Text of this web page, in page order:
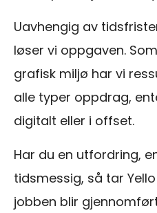
Uavhengig av
løser vi oppgaven.
grafisk miljø har vi
alle typer oppdrag,
digitalt eller i offset.
Har du en utfordring,
tidsmessig, så tar
jobben blir